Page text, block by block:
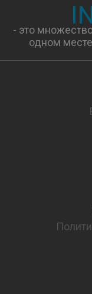
- это
одном